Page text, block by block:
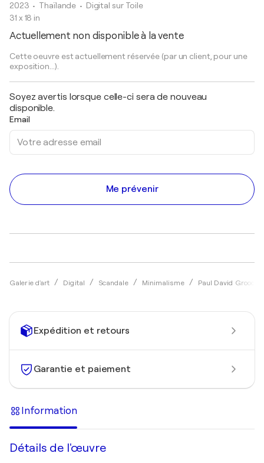
Galerie d'art Digital Scandale Minimalisme Paul David
2023 • Thaïlande • Digital sur Toile
31 x 18 in
Actuellement non disponible à la vente
Cette oeuvre est actuellement réservée (par un client, pour une
exposition...).
Soyez avertis lorsque celle-ci sera de nouveau
disponible.
Email
Me prévenir
Expédition et retours
Garantie et paiement
Information
Détails de l'œuvre